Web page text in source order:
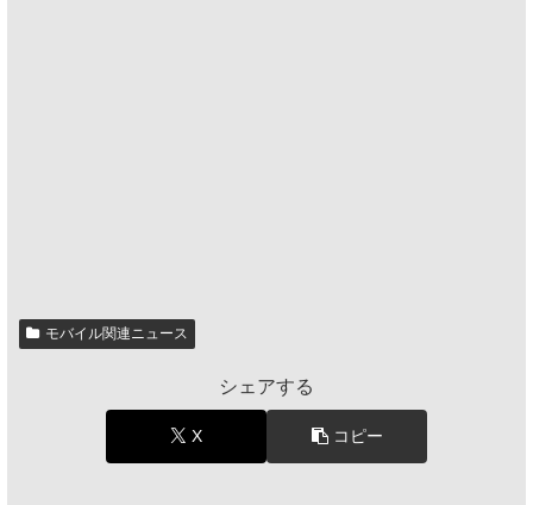
モバイル関連ニュース
シェアする
X コピー